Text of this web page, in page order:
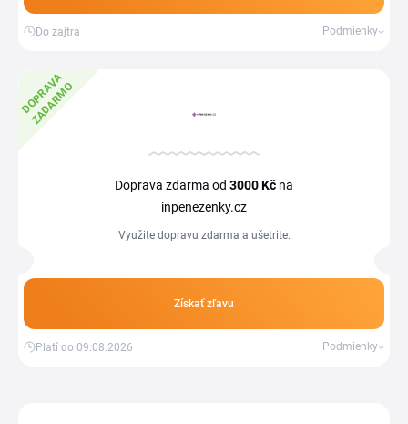
Do zajtra Podmienky
D
O
P
R
A
V
A
Z
A
D
A
R
M
O
Doprava zdarma od 3000 Kč na
inpenezenky.cz
Využite dopravu zdarma a ušetrite.
Získať zľavu
Platí do 09.08.2026 Podmienky